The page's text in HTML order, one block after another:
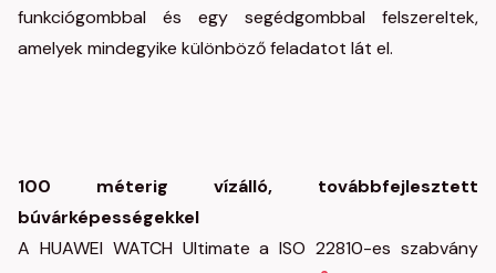
funkciógombbal és egy segédgombbal felszereltek,
amelyek mindegyike különböző feladatot lát el.
100 méterig vízálló, továbbfejlesztett
búvárképességekkel
A HUAWEI WATCH Ultimate a ISO 22810-es szabvány